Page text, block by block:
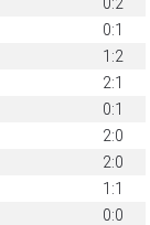
0:1
1:2
2:1
0:1
2:0
2:0
1:1
0:0